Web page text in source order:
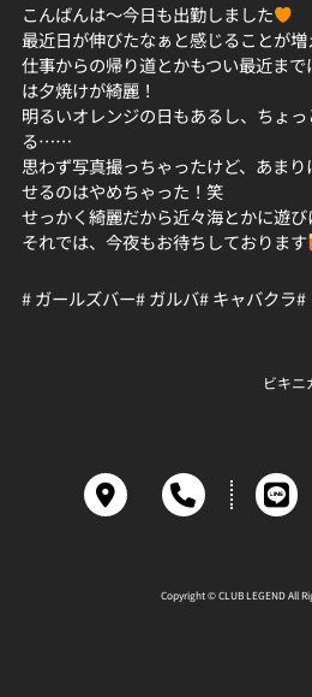
こんばんは〜今日も出勤しました
最近日が伸びたなぁと感じることが増
仕事からの帰り道とかもつい最近ま
は夕焼けが綺麗！
明るいオレンジの日もあるし、ちょ
る……
思わず写真撮っちゃったけど、あま
せるのはやめちゃった！笑
せっかく綺麗だから近々海とかに遊
それでは、今夜もお待ちしております
# ガールズバー# ガルバ# キャバクラ#
ビキニ
Copyright © CLUB LEGEND All